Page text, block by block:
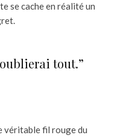
se cache en réalité un
tout.”
véritable fil rouge du